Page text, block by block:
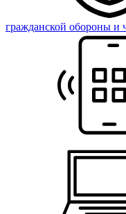
гражданской обороны и